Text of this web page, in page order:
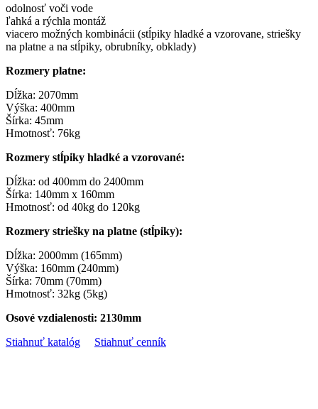
odolnosť voči vode
ľahká a rýchla montáž
viacero možných kombinácii (stĺpiky hladké a vzorovane, striešky
na platne a na stĺpiky, obrubníky, obklady)
Rozmery platne:
Dĺžka: 2070mm
Výška: 400mm
Šírka: 45mm
Hmotnosť: 76kg
Rozmery stĺpiky hladké a vzorované:
Dĺžka: od 400mm do 2400mm
Šírka: 140mm x 160mm
Hmotnosť: od 40kg do 120kg
Rozmery striešky na platne (stĺpiky):
Dĺžka: 2000mm (165mm)
Výška: 160mm (240mm)
Šírka: 70mm (70mm)
Hmotnosť: 32kg (5kg)
Osové vzdialenosti: 2130mm
Stiahnuť katalóg
Stiahnuť cenník